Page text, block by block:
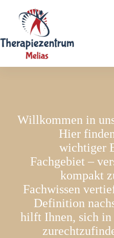
springen
Willkommen in
Hier
wichtiger
Fachgebiet –
kompakt
Fachwissen
Definition
hilft Ihnen, sich in